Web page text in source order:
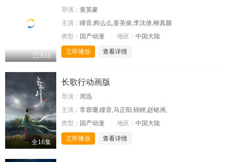
已完结
导演： 黄英豪
主演： 瞳音,阎么么,姜英俊,李沈倩,柳真颜
类型： 国产动漫 地区： 中国大陆
立即播放 查看详情
全16集
长歌行动画版
导演： 周迅
主演： 常蓉珊,瞳音,马正阳,锦鲤,赵铭洲,
类型： 国产动漫 地区： 中国大陆
立即播放 查看详情